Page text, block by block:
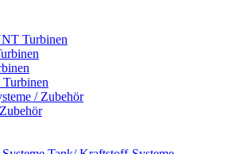
Turbinen
/ Zubehör